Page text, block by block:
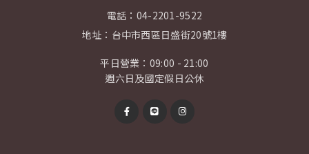
電話： 04-2201-9522
地址： 台中市西區日盛街20號1樓
平日營業：09:00 - 21:00
週六日及國定假日公休